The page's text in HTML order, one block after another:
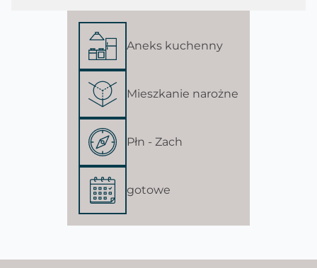
Aneks kuchenny
Mieszkanie narożne
Płn - Zach
gotowe